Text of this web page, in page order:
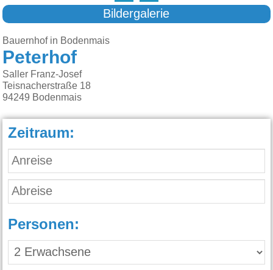
Bildergalerie
Bauernhof in Bodenmais
Peterhof
Saller Franz-Josef
Teisnacherstraße 18
94249 Bodenmais
Zeitraum:
Personen: